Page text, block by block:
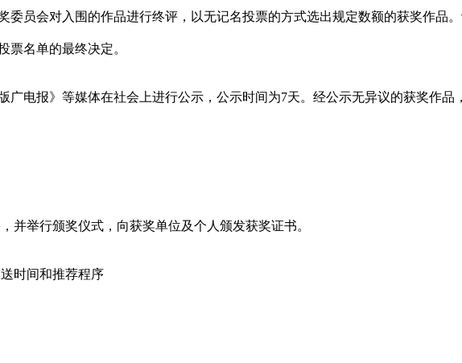
委员会对入围的作品进行终评，以无记名投票的方式选出规定数额的获奖作品
票名单的最终决定。
广电报》等媒体在社会上进行公示，公示时间为7天。经公示无异议的获奖作品
并举行颁奖仪式，向获奖单位及个人颁发获奖证书。
时间和推荐程序